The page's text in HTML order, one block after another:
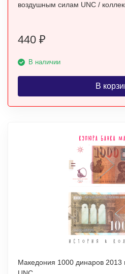
воздушным силам
440 ₽
В наличии
В
Македония 1000 динаров 2013